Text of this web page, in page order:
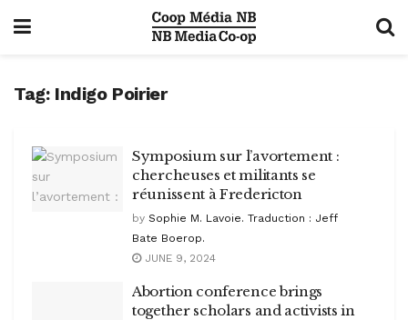
Tag: Indigo Poirier
Symposium sur l’avortement :
chercheuses et militants se
réunissent à Fredericton
by Sophie M. Lavoie. Traduction : Jeff
Bate Boerop.
JUNE 9, 2024
Abortion conference brings
together scholars and activists in